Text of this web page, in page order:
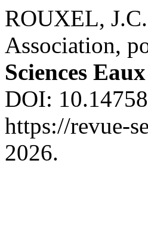
ROUXEL,
Association,
Sciences
DOI:
https://revue-
2026.